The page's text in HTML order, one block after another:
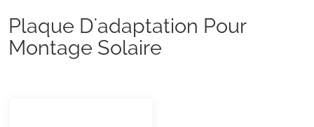
Plaque D'adaptation Pour
Montage Solaire